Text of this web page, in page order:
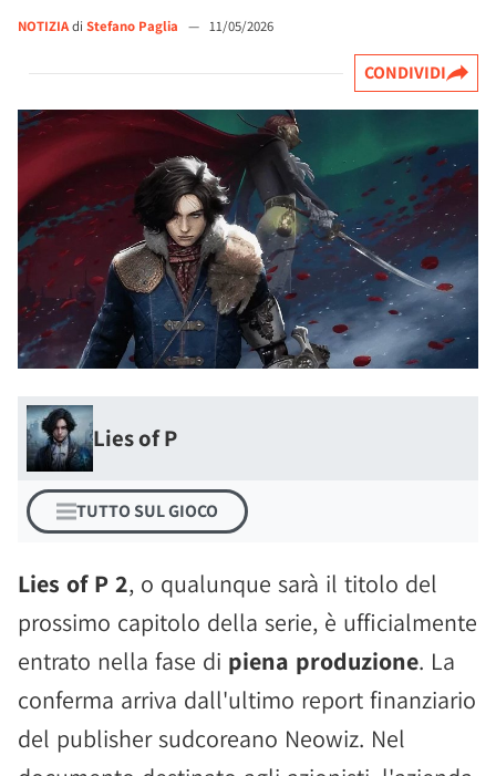
NOTIZIAdi Stefano Paglia — 11/05/2026
CONDIVIDI
Lies of P
TUTTO SUL GIOCO
Lies of P 2, o qualunque sarà il titolo del
prossimo capitolo della serie, è ufficialmente
entrato nella fase di piena produzione. La
conferma arriva dall'ultimo report finanziario
del publisher sudcoreano Neowiz. Nel